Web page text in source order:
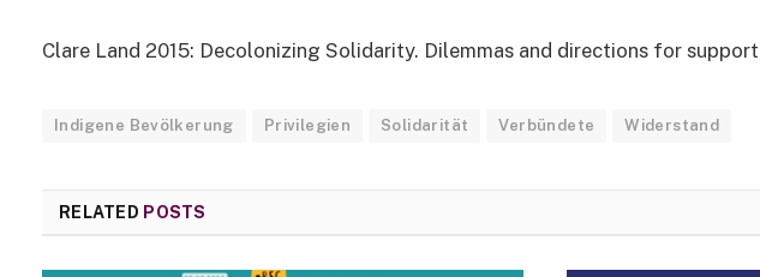
Clare Land 2015: Decolonizing Solidarity. Dilemmas and directions for
Indigene Bevölkerung Privilegien Solidarität Verbündete Widerstand
RELATED POSTS